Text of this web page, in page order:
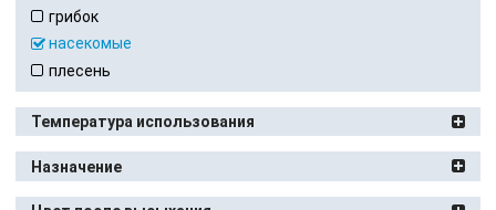
грибок
насекомые
плесень
Температура использования
Назначение